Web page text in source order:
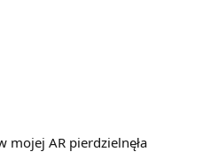
mojej AR pierdzielnęła